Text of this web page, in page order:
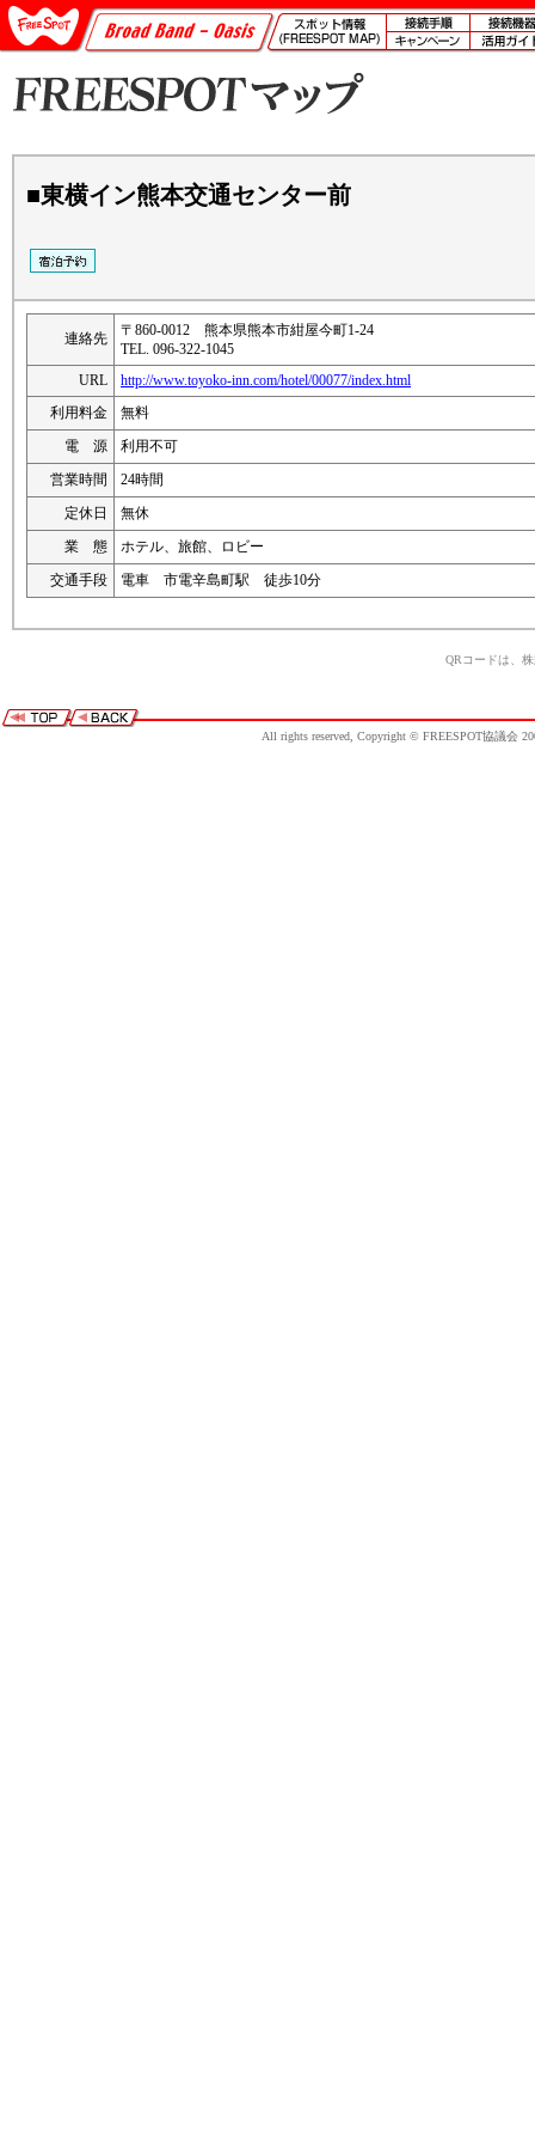
■東横イン熊本交通センター前
連絡先
〒860-0012 熊本県熊本市紺屋今町1-24
TEL. 096-322-1045
URL
http://www.toyoko-inn.com/hotel/00077/index.html
利用料金
無料
電 源
利用不可
営業時間
24時間
定休日
無休
業 態
ホテル、旅館、ロビー
交通手段
電車 市電辛島町駅 徒歩10分
QRコードは、
All rights reserved, Copyright © FREESPOT協議会